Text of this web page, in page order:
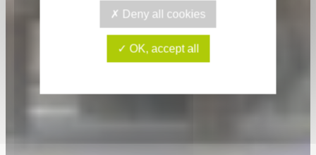
Deny all cookies
OK, accept all